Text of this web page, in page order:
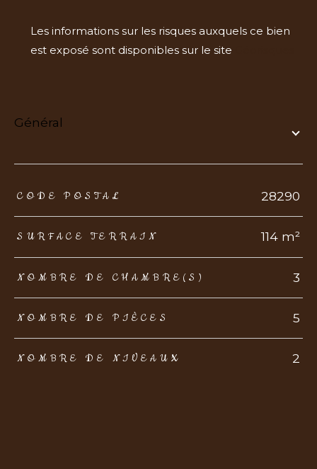
Les informations sur les risques auxquels ce bien
est exposé sont disponibles sur le site
général
TRAD_ZEPHYR_Caracteristique TRAD_ZEPHYR_Valeurs
CODE POSTAL 28290
SURFACE TERRAIN 114 m²
NOMBRE DE CHAMBRE(S) 3
NOMBRE DE PIÈCES 5
NOMBRE DE NIVEAUX 2